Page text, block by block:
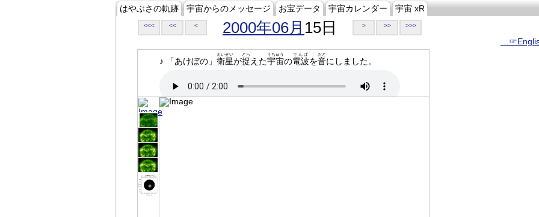
はやぶさの軌跡 宇宙からのメッセージ お宝データ 宇宙カレンダー 宇宙 xR
<<< << < 2000年06月 15日 > >> >>>
♪ 「あけぼの」 衛星
えいせい
が捉
とら
えた宇宙
うちゅう
の電波
でんぱ
を音
おと
にしました。